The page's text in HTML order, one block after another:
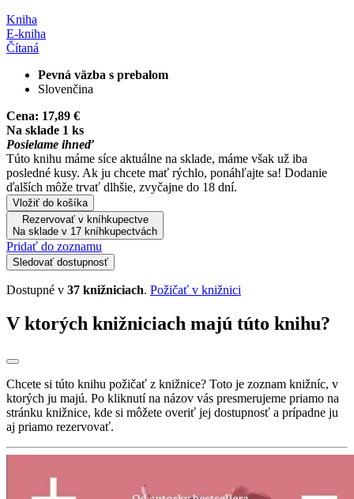
Kniha
E-kniha
Čítaná
Pevná väzba s prebalom
Slovenčina
Cena: 17,89 €
Na sklade 1 ks
Posielame ihneď
Túto knihu máme síce aktuálne na sklade, máme však už iba
posledné kusy. Ak ju chcete mať rýchlo, ponáhľajte sa! Dodanie
ďalších môže trvať dlhšie, zvyčajne do 18 dní.
Vložiť do košíka
Rezervovať v kníhkupectve
Na sklade v 17 kníhkupectvách
Pridať do zoznamu
Sledovať dostupnosť
Dostupné v 37 knižniciach. Požičať v knižnici
V ktorých knižniciach majú túto knihu?
Chcete si túto knihu požičať z knižnice? Toto je zoznam knižníc, v
ktorých ju majú. Po kliknutí na názov vás presmerujeme priamo na
stránku knižnice, kde si môžete overiť jej dostupnosť a prípadne ju
aj priamo rezervovať.